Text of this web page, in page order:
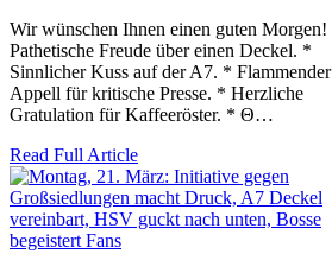
Wir wünschen Ihnen einen guten Morgen!
Pathetische Freude über einen Deckel. *
Sinnlicher Kuss auf der A7. * Flammender
Appell für kritische Presse. * Herzliche
Gratulation für Kaffeeröster. * Θ…
Read Full Article